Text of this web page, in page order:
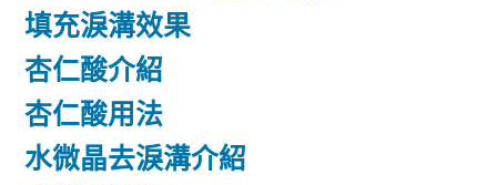
填充淚溝效果
杏仁酸介紹
杏仁酸用法
水微晶去淚溝介紹